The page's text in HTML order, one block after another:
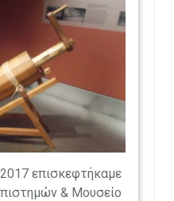
επισκεφτήκαμε
& Μουσείο